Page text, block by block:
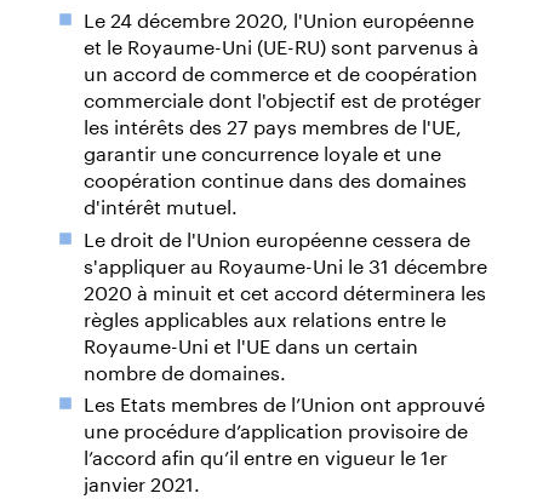
Le 24 décembre 2020, l'Union européenne
et le Royaume-Uni (UE-RU) sont parvenus à
un accord de commerce et de coopération
commerciale dont l'objectif est de protéger
les intérêts des 27 pays membres de l'UE,
garantir une concurrence loyale et une
coopération continue dans des domaines
d'intérêt mutuel.
Le droit de l'Union européenne cessera de
s'appliquer au Royaume-Uni le 31 décembre
2020 à minuit et cet accord déterminera les
règles applicables aux relations entre le
Royaume-Uni et l'UE dans un certain
nombre de domaines.
Les Etats membres de l’Union ont approuvé
une procédure d’application provisoire de
l’accord afin qu’il entre en vigueur le 1er
janvier 2021.